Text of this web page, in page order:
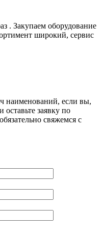
. Закупаем оборудование
широкий, сервис
наименований, если вы,
заявку по
свяжемся с